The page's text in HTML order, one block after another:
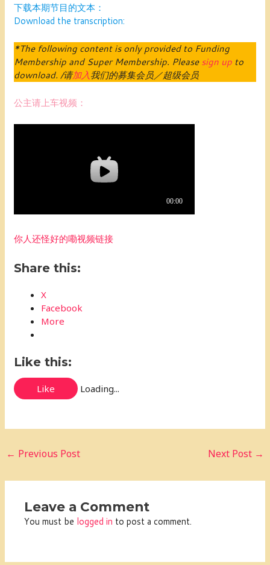
下载本期节目的文本：
Download the transcription:
*The following content is only provided to Funding
Membership and Super Membership. Pleasesign up to
download. /请加入我们的募集会员／超级会员
公主请上车视频：
你人还怪好的嘞视频链接
Share this:
X
Facebook
More
Like this:
Like Loading...
← Previous Post Next Post →
Leave a Comment
You must be logged in to post a comment.